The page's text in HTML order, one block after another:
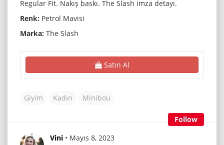
Regular Fit. Nakış baskı. The Slash imza detayı.
Renk: Petrol Mavisi
Marka: The Slash
Satın Al
Giyim Kadın Minibou
Follow
Vini • Mayıs 8, 2023